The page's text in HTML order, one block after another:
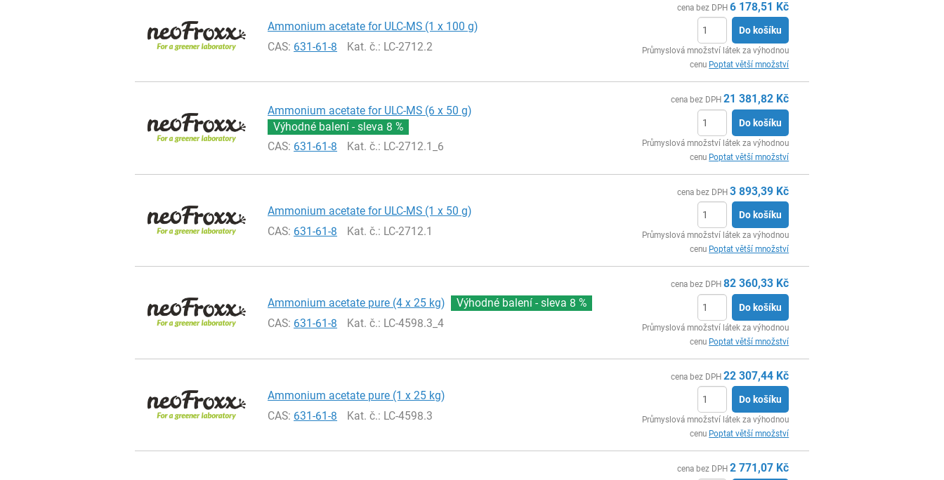
Ammonium acetate for ULC-MS (1 x 100 g)
CAS: 631-61-8 Kat. č.: LC-2712.2
cena bez DPH 6 178,51 Kč
Do košíku
Průmyslová množství látek za výhodnou
cenu Poptat větší množství
Ammonium acetate for ULC-MS (6 x 50 g)
Výhodné balení - sleva 8 %
CAS: 631-61-8 Kat. č.: LC-2712.1_6
cena bez DPH 21 381,82 Kč
Do košíku
Průmyslová množství látek za výhodnou
cenu Poptat větší množství
Ammonium acetate for ULC-MS (1 x 50 g)
CAS: 631-61-8 Kat. č.: LC-2712.1
cena bez DPH 3 893,39 Kč
Do košíku
Průmyslová množství látek za výhodnou
cenu Poptat větší množství
Ammonium acetate pure (4 x 25 kg) Výhodné balení - sleva 8 %
CAS: 631-61-8 Kat. č.: LC-4598.3_4
cena bez DPH 82 360,33 Kč
Do košíku
Průmyslová množství látek za výhodnou
cenu Poptat větší množství
Ammonium acetate pure (1 x 25 kg)
CAS: 631-61-8 Kat. č.: LC-4598.3
cena bez DPH 22 307,44 Kč
Do košíku
Průmyslová množství látek za výhodnou
cenu Poptat větší množství
cena bez DPH 2 771,07 Kč